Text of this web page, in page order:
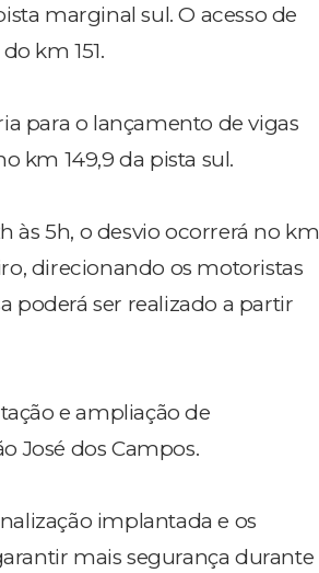
marginal sul. O acesso de
km 151.
para o lançamento de vigas
km 149,9 da pista sul.
às 5h, o desvio ocorrerá no km
direcionando os motoristas
poderá ser realizado a partir
e ampliação de
José dos Campos.
implantada e os
mais segurança durante